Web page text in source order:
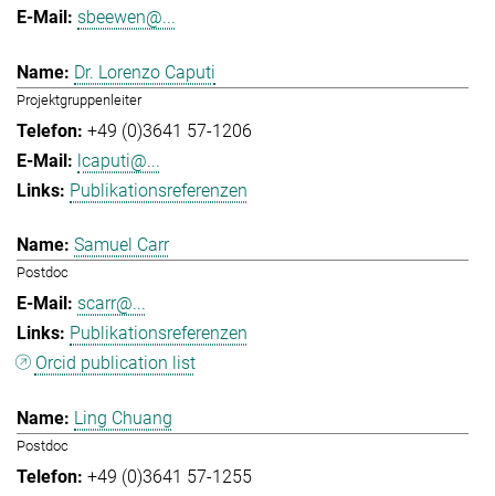
sbeewen@...
Dr. Lorenzo Caputi
Projektgruppenleiter
+49 (0)3641 57-1206
lcaputi@...
Publikationsreferenzen
Samuel Carr
Postdoc
scarr@...
Publikationsreferenzen
Orcid publication list
Ling Chuang
Postdoc
+49 (0)3641 57-1255